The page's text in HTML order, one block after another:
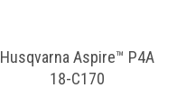
Husqvarna Aspire™ P4A
18-C170